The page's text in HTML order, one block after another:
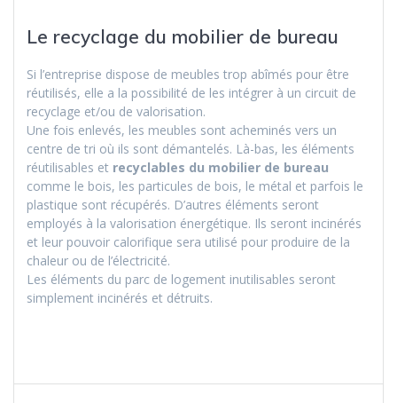
Le recyclage du mobilier de bureau
Si l’entreprise dispose de meubles trop abîmés pour être
réutilisés, elle a la possibilité de les intégrer à un circuit de
recyclage et/ou de valorisation.
Une fois enlevés, les meubles sont acheminés vers un
centre de tri où ils sont démantelés. Là-bas, les éléments
réutilisables et recyclables du mobilier de bureau
comme le bois, les particules de bois, le métal et parfois le
plastique sont récupérés. D’autres éléments seront
employés à la valorisation énergétique. Ils seront incinérés
et leur pouvoir calorifique sera utilisé pour produire de la
chaleur ou de l’électricité.
Les éléments du parc de logement inutilisables seront
simplement incinérés et détruits.